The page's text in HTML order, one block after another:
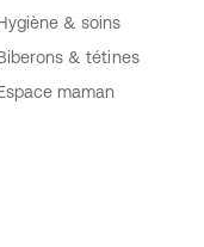
& soins
& tétines
maman